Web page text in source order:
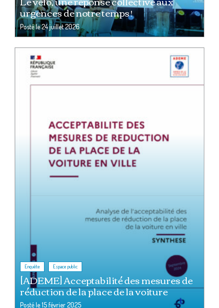
urgences de notre temps !
Posté le24 juillet 2026
Enquête Espace public
[ADEME] Acceptabilité des mesures de
réduction de la place de la voiture
Posté le15 février 2025